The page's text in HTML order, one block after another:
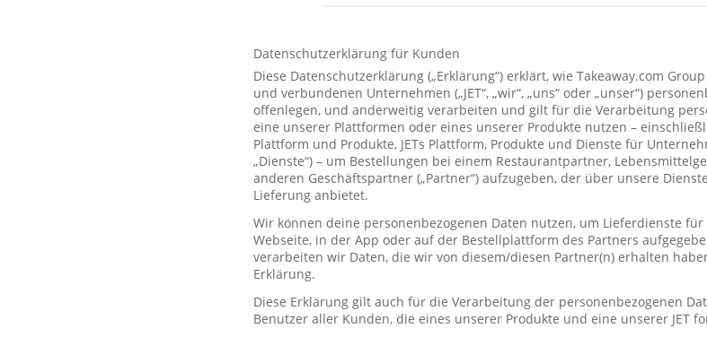
Datenschutzerklärung für Kunden
Diese Datenschutzerklärung („Erklärung“) erklärt, wie Takeaway.com
und verbundenen Unternehmen („JET“, „wir“, „uns“ oder „unser“)
offenlegen, und anderweitig verarbeiten und gilt für die Verarbeitung
eine unserer Plattformen oder eines unserer Produkte nutzen –
Plattform und Produkte, JETs Plattform, Produkte und Dienste für
„Dienste“) – um Bestellungen bei einem Restaurantpartner,
anderen Geschäftspartner („Partner“) aufzugeben, der über unsere
Lieferung anbietet.
Wir können deine personenbezogenen Daten nutzen, um Lieferdienste
Webseite, in der App oder auf der Bestellplattform des Partners
verarbeiten wir Daten, die wir von diesem/diesen Partner(n) erhalten
Erklärung.
Diese Erklärung gilt auch für die Verarbeitung der personenbezogenen
Benutzer aller Kunden, die eines unserer Produkte und eine unserer JET